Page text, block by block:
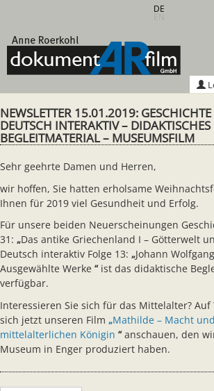
springen
DE
NEWSLETTER 15.01.2019:
DEUTSCH INTERAKTIV – DIDAKTISCHES
BEGLEITMATERIAL – MUSEUMSFILM
Sehr geehrte Damen und Herren,
wir hoffen, Sie hatten erholsame
Ihnen für 2019 viel Gesundheit und Erfolg.
Für unsere beiden Neuerscheinungen
31: „Das antike Griechenland I – Götterwelt
Deutsch interaktiv Folge 13: „Johann
Ausgewählte Werke “ist das didaktische
verfügbar.
Interessieren Sie sich für das Mittelalter? Auf
sich jetzt unseren Film „Mathilde – Macht
mittelalterlichen Königin “anschauen, den
Museum in Enger produziert haben.